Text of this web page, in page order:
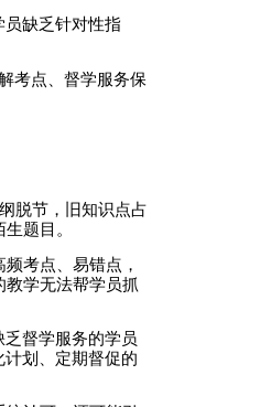
缺乏针对性指
考点、督学服务保
脱节，旧知识点占
题目。
考点、易错点，
学无法帮学员抓
督学服务的学员
划、定期督促的